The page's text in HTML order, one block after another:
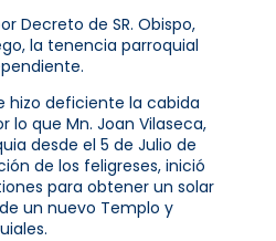
Decreto de SR. Obispo,
la tenencia parroquial
hizo deficiente la cabida
lo que Mn. Joan Vilaseca,
desde el 5 de Julio de
de los feligreses, inició
para obtener un solar
un nuevo Templo y